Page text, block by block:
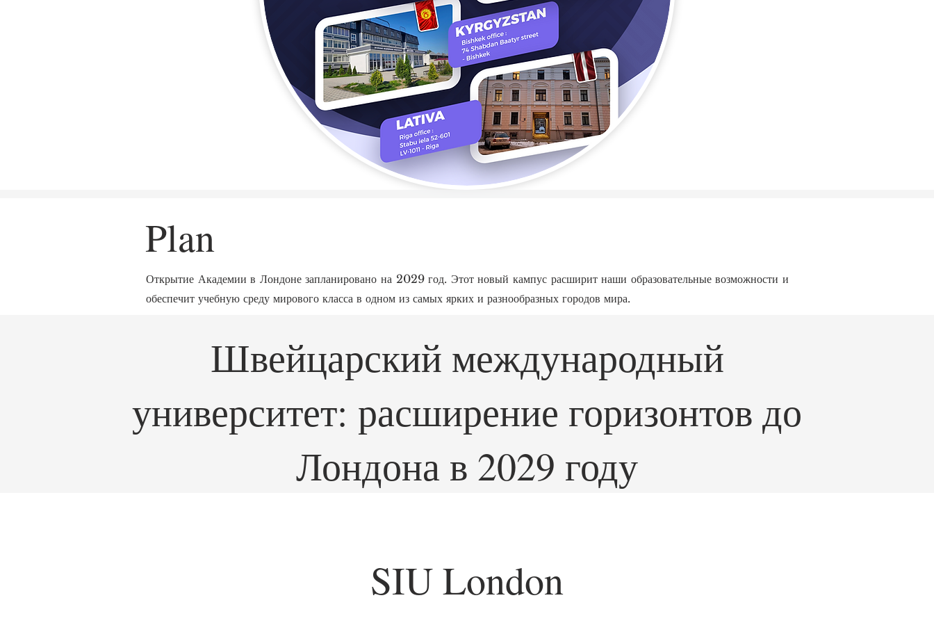
Plan
Открытие Академии в Лондоне запланировано на 2029 год. Этот новый кампус расширит наши образовательные возможности и
обеспечит учебную среду мирового класса в одном из самых ярких и разнообразных городов мира.
Швейцарский международный
университет: расширение горизонтов до
Лондона в 2029 году
SIU London